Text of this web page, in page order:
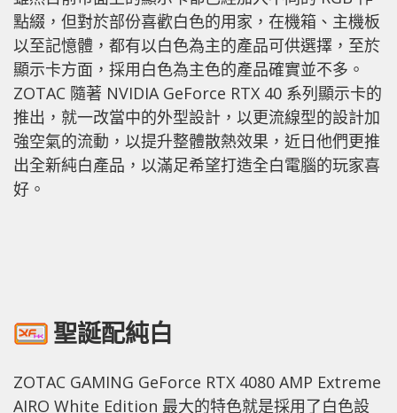
點綴，但對於部份喜歡白色的用家，在機箱、主機板
以至記憶體，都有以白色為主的產品可供選擇，至於
顯示卡方面，採用白色為主色的產品確實並不多。
ZOTAC 隨著 NVIDIA GeForce RTX 40 系列顯示卡的
推出，就一改當中的外型設計，以更流線型的設計加
強空氣的流動，以提升整體散熱效果，近日他們更推
出全新純白產品，以滿足希望打造全白電腦的玩家喜
好。
聖誕配純白
ZOTAC GAMING GeForce RTX 4080 AMP Extreme
AIRO White Edition 最大的特色就是採用了白色設